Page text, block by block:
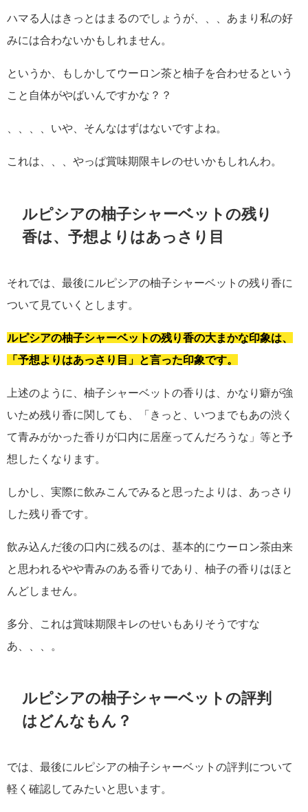
ハマる人はきっとはまるのでしょうが、、、あまり私の好
みには合わないかもしれません。
というか、もしかしてウーロン茶と柚子を合わせるという
こと自体がやばいんですかな？？
、、、、いや、そんなはずはないですよね。
これは、、、やっぱ賞味期限キレのせいかもしれんわ。
ルピシアの柚子シャーベットの残り
香は、予想よりはあっさり目
それでは、最後にルピシアの柚子シャーベットの残り香に
ついて見ていくとします。
ルピシアの柚子シャーベットの残り香の大まかな印象は、
「予想よりはあっさり目」と言った印象です。
上述のように、柚子シャーベットの香りは、かなり癖が強
いため残り香に関しても、「きっと、いつまでもあの渋く
て青みがかった香りが口内に居座ってんだろうな」等と予
想したくなります。
しかし、実際に飲みこんでみると思ったよりは、あっさり
した残り香です。
飲み込んだ後の口内に残るのは、基本的にウーロン茶由来
と思われるやや青みのある香りであり、柚子の香りはほと
んどしません。
多分、これは賞味期限キレのせいもありそうですな
あ、、、。
ルピシアの柚子シャーベットの評判
はどんなもん？
では、最後にルピシアの柚子シャーベットの評判について
軽く確認してみたいと思います。